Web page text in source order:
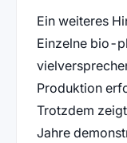
Ein weiteres
Einzelne bio-
Produktion
Trotzdem
Jahre